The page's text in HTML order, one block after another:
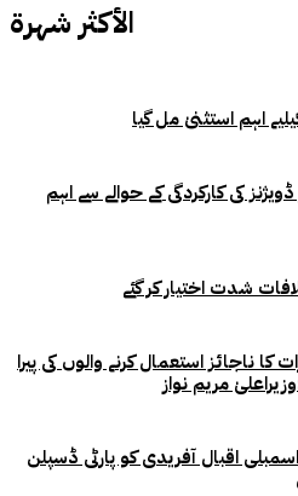
الأكثر شهرة
اہم استثنیٰ مل گیا
کی کارکردگی کے حوالے سے اہم
شدت اختیار کر گئے
کا ناجائز استعمال کرنے والوں کی پیرا
اقبال آفریدی کو پارٹی ڈسپلن